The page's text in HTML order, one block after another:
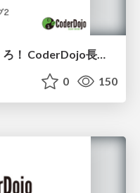
Scratchで自動演奏装置をつくろ！ CoderDojo長津田第5回
0 150